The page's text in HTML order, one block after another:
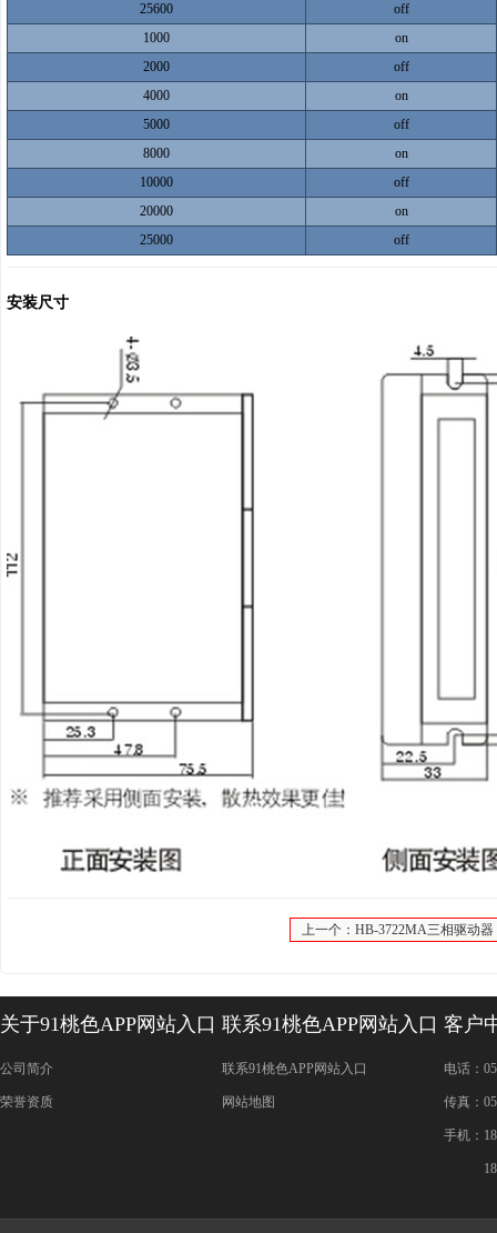
25600
off
1000
on
2000
off
4000
on
5000
off
8000
on
10000
off
20000
on
25000
off
安装尺寸
上一个：HB-3722MA三相驱动器
关于91桃色APP网站入口
公司简介
荣誉资质
联系91桃色APP网站入口
联系91桃色APP网站入口
网站地图
客户
电话
传真：
手机